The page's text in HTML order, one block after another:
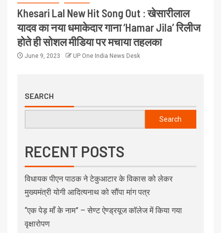
Khesari Lal New Hit Song Out : खेसारीलाल
यादव का नया धमाकेदार गाना ‘Hamar Jila’ रिलीज
होते ही सोशल मीडिया पर मचाया तहलका
June 9, 2023 UP One India News Desk
SEARCH
Search
RECENT POSTS
विधायक पीएन पाठक ने टेकुआटार के विकास को लेकर
मुख्यमंत्री योगी आदित्यनाथ को सौंपा मांग पत्र
“एक पेड़ माँ के नाम” – सेण्ट ऐण्ड्रयूज कॉलेज में किया गया
वृक्षारोपण